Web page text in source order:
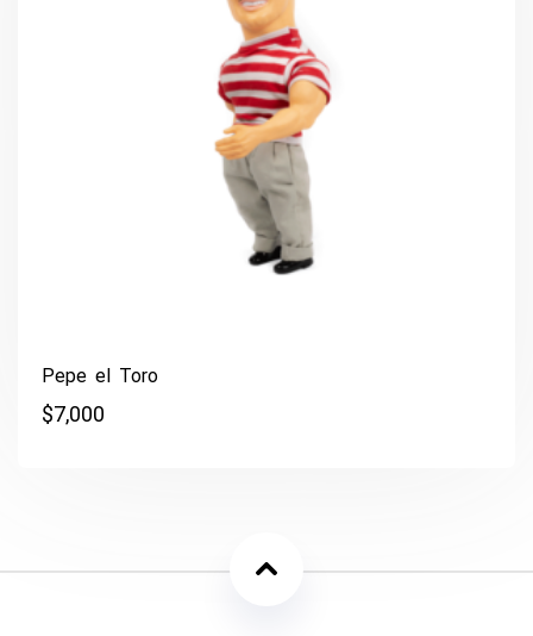
Pepe el Toro
$7,000